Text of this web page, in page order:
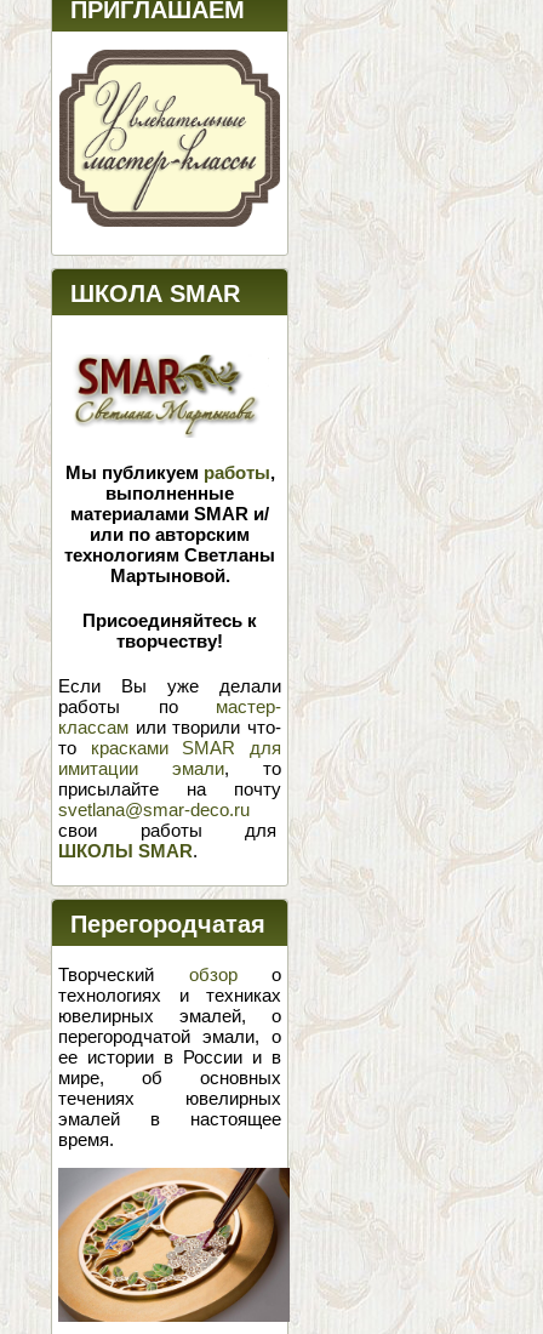
ПРИГЛАШАЕМ
ШКОЛА SMAR
Мы публикуем работы,
выполненные
материалами SMAR и/
или по авторским
технологиям Светланы
Мартыновой.
Присоединяйтесь к
творчеству!
Если Вы уже делали
работы по мастер-
классам или творили что-
то красками SMAR для
имитации эмали, то
присылайте на почту
svetlana@smar-deco.ru
свои работы для
ШКОЛЫ SMAR.
Перегородчатая
эмаль
Творческий обзоро
технологиях и техниках
ювелирных эмалей, о
перегородчатой эмали, о
ее истории в России и в
мире, об основных
течениях ювелирных
эмалей в настоящее
время.